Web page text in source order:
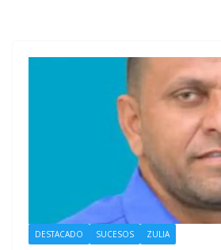
DESTACADO SUCESOS ZULIA